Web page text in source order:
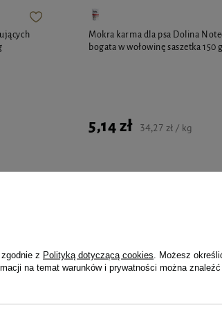
Mokra karma dla psa Dolina
bogata w wołowinę saszetka 150
5,14 zł 34,27 zł / kg
Ciebie i
z Polityką dotyczącą cookies . Możesz
na temat warunków i prywatności można